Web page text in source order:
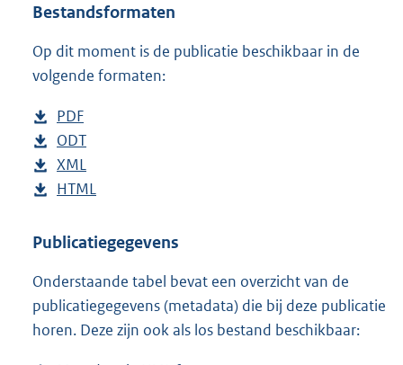
:
Bestandsformaten
Op dit moment is de publicatie beschikbaar in de
volgende formaten:
D
o
w
n
o
d
p
u
PDF
e
s
t
n
s
g
r
D
o
w
l
a
d
p
ODT
s
a
d
s
g
D
o
n
o
a
d
XML
e
t
n
d
s
D
w
l
o
a
HTML
s
a
n
d
Publicatiegegevens
Onderstaande tabel bevat een overzicht van de
publicatiegegevens (metadata) die bij deze publicatie
horen. Deze zijn ook als los bestand beschikbaar: